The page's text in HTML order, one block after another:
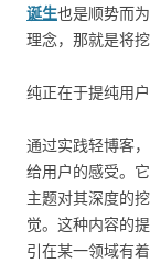
诞生也是顺势而
理念，那就是将
纯正在于提纯用
通过实践轻博客
给用户的感受。
主题对其深度的
觉。这种内容的
引在某一领域有